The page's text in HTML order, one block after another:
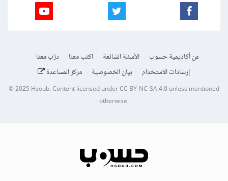
عن أكاديمية حسوب الأسئلة الشائعة اكتب معنا
درّب معنا
إرشادات الاستخدام
بيان الخصوصية مركز المساعدة
© 2025Hsoub.Content licensed underCC BY-NC-SA 4.0unless mentioned
otherwise.